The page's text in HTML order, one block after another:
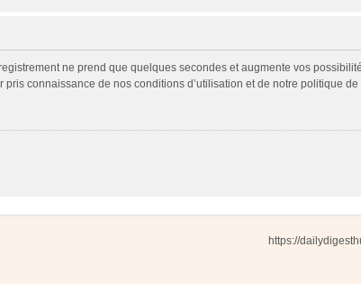
ne prend que quelques secondes et augmente vos
pris connaissance de nos conditions d’utilisation et de notre politique
https://